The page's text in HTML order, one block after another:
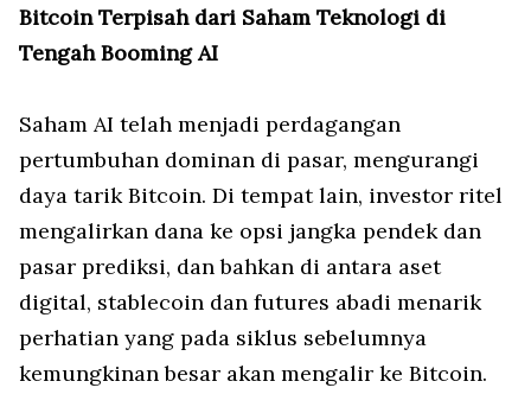
Bitcoin Terpisah dari Saham Teknologi di
Tengah Booming AI
Saham AI telah menjadi perdagangan
pertumbuhan dominan di pasar, mengurangi
daya tarik Bitcoin. Di tempat lain, investor ritel
mengalirkan dana ke opsi jangka pendek dan
pasar prediksi, dan bahkan di antara aset
digital, stablecoin dan futures abadi menarik
perhatian yang pada siklus sebelumnya
kemungkinan besar akan mengalir ke Bitcoin.